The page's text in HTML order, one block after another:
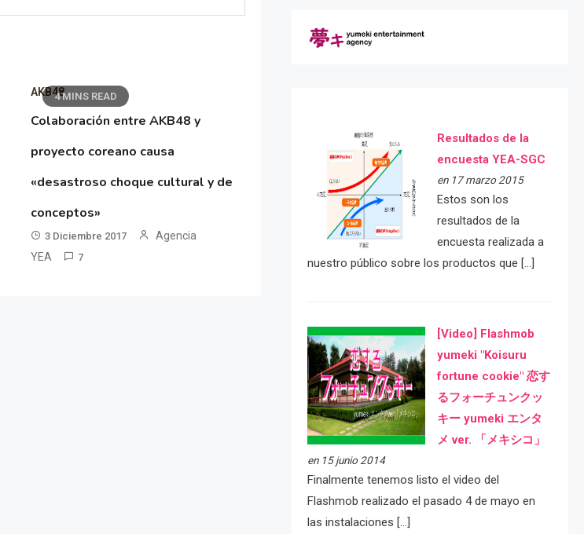
4 MINS READ
AKB48
Colaboración entre AKB48 y
proyecto coreano causa
«desastroso choque cultural y de
conceptos»
3 Diciembre 2017
Agencia
YEA
7
Resultados de la
encuesta YEA-SGC
en 17 marzo 2015
Estos son los
resultados de la
encuesta realizada a
nuestro público sobre los productos que […]
[Video] Flashmob
yumeki "Koisuru
fortune cookie" 恋す
るフォーチュンクッ
キー yumeki エンタ
メ ver. 「メキシコ」
en 15 junio 2014
Finalmente tenemos listo el video del
Flashmob realizado el pasado 4 de mayo en
las instalaciones […]